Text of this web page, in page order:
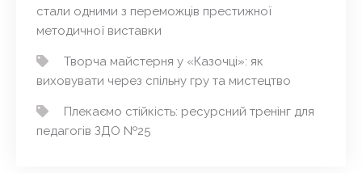
стали одними з переможців престижної
методичної виставки
Творча майстерня у «Казочці»: як
виховувати через спільну гру та мистецтво
Плекаємо стійкість: ресурсний тренінг для
педагогів ЗДО №25